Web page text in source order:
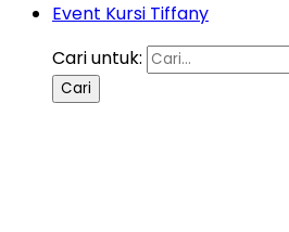
Event Kursi Tiffany
Cari untuk: